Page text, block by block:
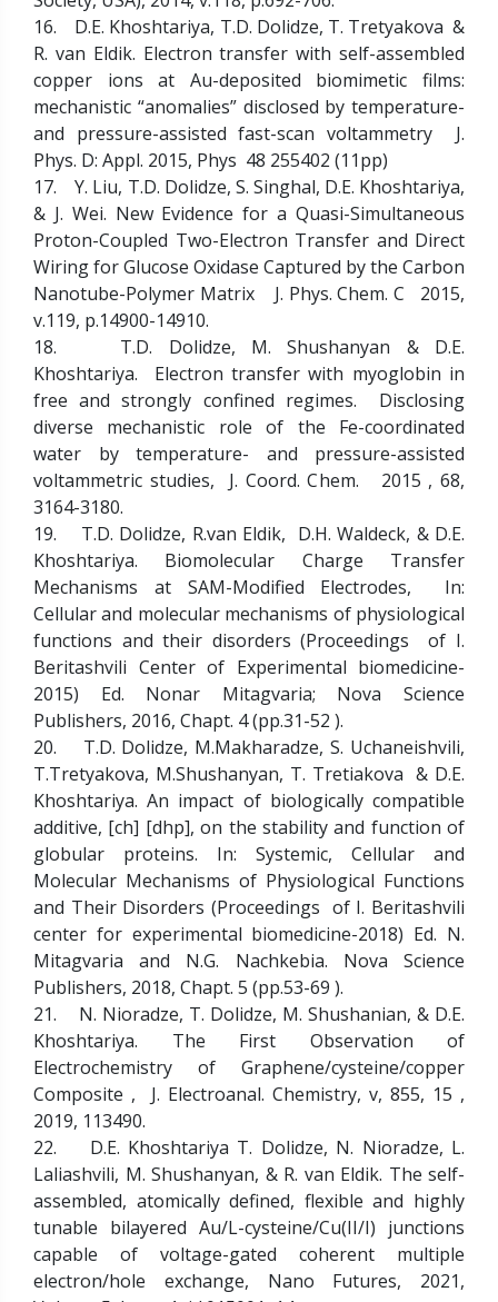
16. D.E. Khoshtariya, T.D. Dolidze, T. Tretyakova &
R. van Eldik. Electron transfer with self-assembled
copper ions at Au-deposited biomimetic films:
mechanistic “anomalies” disclosed by temperature-
and pressure-assisted fast-scan voltammetry J.
Phys. D: Appl. 2015, Phys 48 255402 (11pp)
17. Y. Liu, T.D. Dolidze, S. Singhal, D.E. Khoshtariya,
& J. Wei. New Evidence for a Quasi-Simultaneous
Proton-Coupled Two-Electron Transfer and Direct
Wiring for Glucose Oxidase Captured by the Carbon
Nanotube-Polymer Matrix J. Phys. Chem. C 2015,
v.119, p.14900-14910.
18. T.D. Dolidze, M. Shushanyan & D.E.
Khoshtariya. Electron transfer with myoglobin in
free and strongly confined regimes. Disclosing
diverse mechanistic role of the Fe-coordinated
water by temperature- and pressure-assisted
voltammetric studies, J. Coord. Chem. 2015 , 68,
3164-3180.
19. T.D. Dolidze, R.van Eldik, D.H. Waldeck, & D.E.
Khoshtariya. Biomolecular Charge Transfer
Mechanisms at SAM-Modified Electrodes, In:
Cellular and molecular mechanisms of physiological
functions and their disorders (Proceedings of I.
Beritashvili Center of Experimental biomedicine-
2015) Ed. Nonar Mitagvaria; Nova Science
Publishers, 2016, Chapt. 4 (pp.31-52 ).
20. T.D. Dolidze, M.Makharadze, S. Uchaneishvili,
T.Tretyakova, M.Shushanyan, T. Tretiakova & D.E.
Khoshtariya. An impact of biologically compatible
additive, [ch] [dhp], on the stability and function of
globular proteins. In: Systemic, Cellular and
Molecular Mechanisms of Physiological Functions
and Their Disorders (Proceedings of I. Beritashvili
center for experimental biomedicine-2018) Ed. N.
Mitagvaria and N.G. Nachkebia. Nova Science
Publishers, 2018, Chapt. 5 (pp.53-69 ).
21. N. Nioradze, T. Dolidze, M. Shushanian, & D.E.
Khoshtariya. The First Observation of
Electrochemistry of Graphene/cysteine/copper
Composite , J. Electroanal. Chemistry, v, 855, 15 ,
2019, 113490.
22. D.E. Khoshtariya T. Dolidze, N. Nioradze, L.
Laliashvili, M. Shushanyan, & R. van Eldik. The self-
assembled, atomically defined, flexible and highly
tunable bilayered Au/L-cysteine/Cu(II/I) junctions
capable of voltage-gated coherent multiple
electron/hole exchange, Nano Futures, 2021,